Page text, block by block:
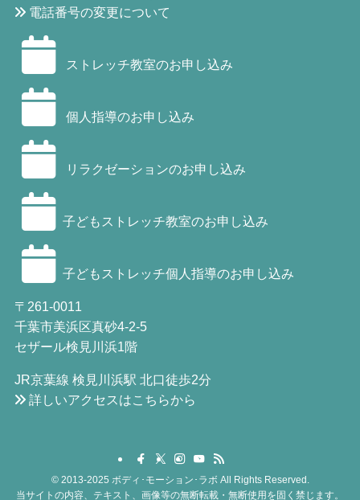
電話番号の変更について
ストレッチ教室のお申し込み
個人指導のお申し込み
リラクゼーションのお申し込み
子どもストレッチ教室のお申し込み
子どもストレッチ個人指導のお申し込み
〒261-0011
千葉市美浜区真砂4-2-5
セザール検見川浜1階
JR京葉線 検見川浜駅 北口徒歩2分
詳しいアクセスはこちらから
©2013-2025 ボディ･モーション･ラボ All Rights Reserved.
当サイトの内容、テキスト、画像等の無断転載・無断使用を固く禁じます。